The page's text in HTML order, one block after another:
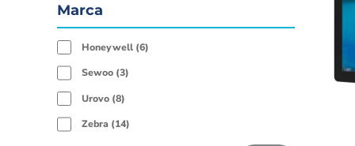
Marca
Honeywell 6
Sewoo 3
Urovo 8
Zebra 14